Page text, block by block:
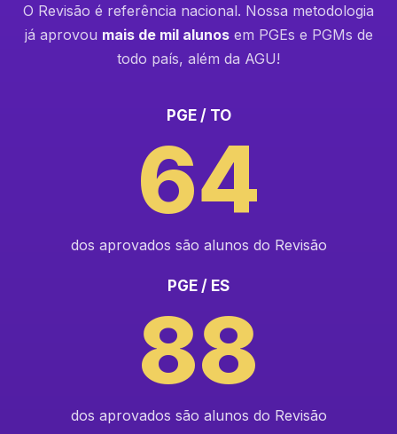
O Revisão é referência nacional. Nossa metodologia
já aprovou mais de mil alunosem PGEs e PGMs de
todo país, além da AGU!
PGE / TO
64
dos aprovados são alunos do Revisão
PGE / ES
88
dos aprovados são alunos do Revisão